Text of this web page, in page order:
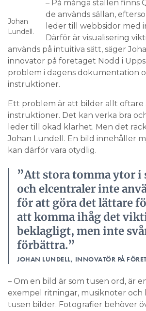
Johan
Lundell.
– På många ställen finns
de används sällan,
leder till webbsidor med
Därför är visualisering
används på intuitiva sätt, säger
innovatör på företaget Nodd i
problem i dagens dokumentation
instruktioner.
Ett problem är att bilder allt oftare
instruktioner. Det kan verka bra
leder till ökad klarhet. Men det
Johan Lundell. En bild innehåller
kan därför vara otydlig.
”Att stora tomma ytor i
och elcentraler inte
för att göra det lättare
att komma ihåg det
beklagligt, men inte
förbättra.”
JOHAN LUNDELL, INNOVATÖR PÅ
– Om en bild är som tusen ord, är
exempel ritningar, musiknoter och
tusen bilder. Fotografier behöver